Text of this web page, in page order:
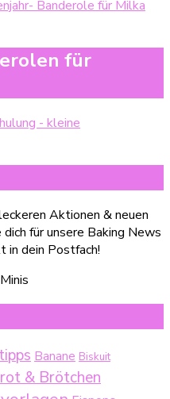
für
Aktionen & neuen
für unsere Baking News
in dein Postfach!
Banane Biskuit
& Brötchen